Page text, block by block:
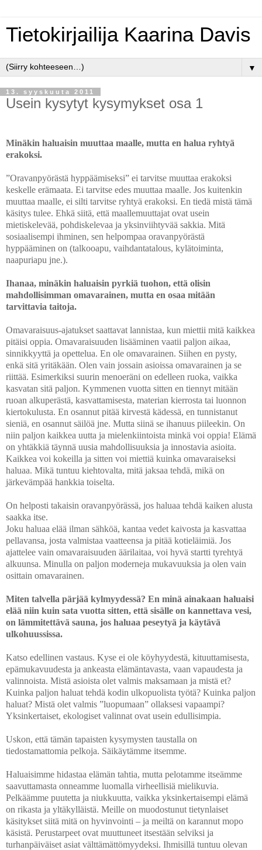
Tietokirjailija Kaarina Davis
▼
13. syyskuuta 2011
Usein kysytyt kysymykset osa 1
Minäkin haluaisin muuttaa maalle, mutta en halua ryhtyä
erakoksi.
”Oravanpyörästä hyppäämiseksi” ei tarvitse muuttaa erakoksi
keskelle erämaata. Ei tarvitse edes muuttaa maalle. Jos kuitenkin
muuttaa maalle, ei silti tarvitse ryhtyä erakoksi. En tiedä mistä tämä
käsitys tulee. Ehkä siitä, että maallemuuttajat ovat usein
mietiskelevää, pohdiskelevaa ja yksinviihtyvää sakkia. Mitä
sosiaalisempi ihminen, sen helpompaa oravanpyörästä
hyppääminen on (talkooapu, vaihdantatalous, kylätoiminta,
naapuriapu jne.).
Ihanaa, minäkin haluaisin pyrkiä tuohon, että olisin
mahdollisimman omavarainen, mutta en osaa mitään
tarvittavia taitoja.
Omavaraisuus-ajatukset saattavat lannistaa, kun miettii mitä kaikkea
pitäisi oppia. Omavaraisuuden lisääminen vaatii paljon aikaa,
sinnikkyyttä ja opettelua. En ole omavarainen. Siihen en pysty,
enkä sitä yritäkään. Olen vain jossain asioissa omavarainen ja se
riittää. Esimerkiksi suurin menoeräni on edelleen ruoka, vaikka
kasvatan sitä paljon. Kymmenen vuotta sitten en tiennyt mitään
ruoan alkuperästä, kasvattamisesta, materian kierrosta tai luonnon
kiertokulusta. En osannut pitää kirvestä kädessä, en tunnistanut
sieniä, en osannut säilöä jne. Mutta siinä se ihanuus piileekin. On
niin paljon kaikkea uutta ja mielenkiintoista minkä voi oppia! Elämä
on yhtäkkiä täynnä uusia mahdollisuuksia ja innostavia asioita.
Kaikkea voi kokeilla ja sitten voi miettiä kuinka omavaraiseksi
haluaa. Mikä tuntuu kiehtovalta, mitä jaksaa tehdä, mikä on
järkevämpää hankkia toiselta.
On helposti takaisin oravanpyörässä, jos haluaa tehdä kaiken alusta
saakka itse.
Joku haluaa elää ilman sähköä, kantaa vedet kaivosta ja kasvattaa
pellavansa, josta valmistaa vaatteensa ja pitää kotieläimiä. Jos
ajattelee vain omavaraisuuden äärilaitaa, voi hyvä startti tyrehtyä
alkuunsa. Minulla on paljon moderneja mukavuuksia ja olen vain
osittain omavarainen.
Miten talvella pärjää kylmyydessä? En minä ainakaan haluaisi
elää niin kuin sata vuotta sitten, että sisälle on kannettava vesi,
on lämmitettävä sauna, jos haluaa peseytyä ja käytävä
ulkohuussissa.
Katso edellinen vastaus. Kyse ei ole köyhyydestä, kituuttamisesta,
epämukavuudesta ja ankeasta elämäntavasta, vaan vapaudesta ja
valinnoista. Mistä asioista olet valmis maksamaan ja mistä et?
Kuinka paljon haluat tehdä kodin ulkopuolista työtä? Kuinka paljon
haluat? Mistä olet valmis ”luopumaan” ollaksesi vapaampi?
Yksinkertaiset, ekologiset valinnat ovat usein edullisimpia.
Uskon, että tämän tapaisten kysymysten taustalla on
tiedostamattomia pelkoja. Säikäytämme itsemme.
Haluaisimme hidastaa elämän tahtia, mutta pelotamme itseämme
saavuttamasta onneamme luomalla virheellisiä mielikuvia.
Pelkäämme puutetta ja niukkuutta, vaikka yksinkertaisempi elämä
on rikasta ja yltäkylläistä. Meille on muodostunut tietynlaiset
käsitykset siitä mitä on hyvinvointi – ja meiltä on karannut mopo
käsistä. Perustarpeet ovat muuttuneet itsestään selviksi ja
turhanpäiväiset asiat välttämättömyydeksi. Ihmisillä tuntuu olevan